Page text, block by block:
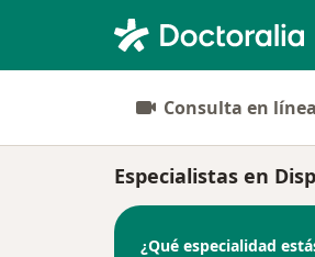
Consulta en línea
Especialistas en
¿Qué especialidad